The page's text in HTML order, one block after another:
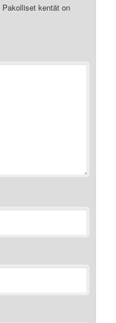
Pakolliset kentät on